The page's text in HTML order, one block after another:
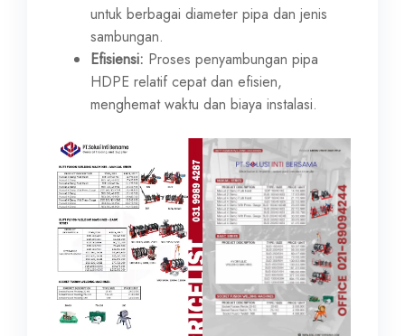
untuk berbagai diameter pipa dan jenis
sambungan.
Efisiensi: Proses penyambungan pipa
HDPE relatif cepat dan efisien,
menghemat waktu dan biaya instalasi.